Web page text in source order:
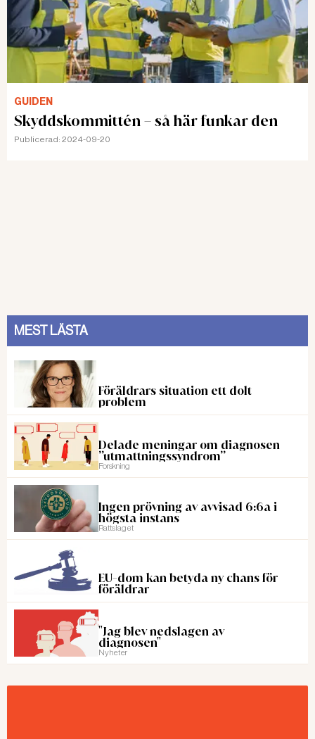
GUIDEN
Skyddskommittén – så här funkar den
Publicerad: 2024-09-20
MEST LÄSTA
Föräldrars situation ett dolt
problem
Delade meningar om diagnosen
”utmattningssyndrom”
Forskning
Ingen prövning av avvisad 6:6a i
högsta instans
Rattslaget
EU-dom kan betyda ny chans för
föräldrar
"Jag blev nedslagen av
diagnosen"
Nyheter